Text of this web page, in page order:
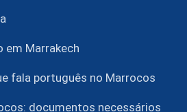
em Marrakech
fala português no Marrocos
documentos necessários